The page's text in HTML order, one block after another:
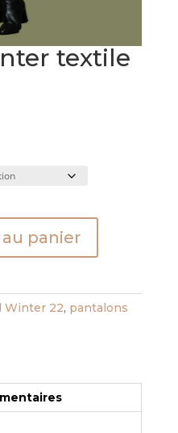
textile
panier
Winter 22, pantalons